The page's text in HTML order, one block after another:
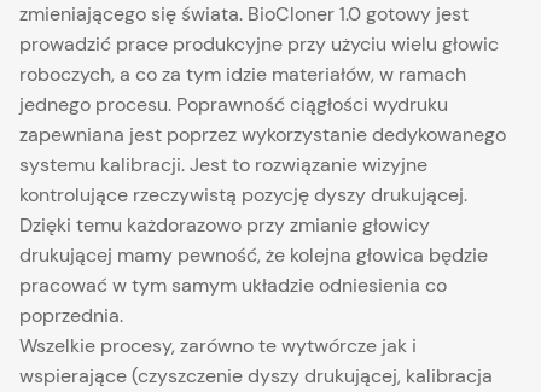
zmieniającego się świata. BioCloner 1.0 gotowy jest
prowadzić prace produkcyjne przy użyciu wielu głowic
roboczych, a co za tym idzie materiałów, w ramach
jednego procesu. Poprawność ciągłości wydruku
zapewniana jest poprzez wykorzystanie dedykowanego
systemu kalibracji. Jest to rozwiązanie wizyjne
kontrolujące rzeczywistą pozycję dyszy drukującej.
Dzięki temu każdorazowo przy zmianie głowicy
drukującej mamy pewność, że kolejna głowica będzie
pracować w tym samym układzie odniesienia co
poprzednia.
Wszelkie procesy, zarówno te wytwórcze jak i
wspierające (czyszczenie dyszy drukującej, kalibracja